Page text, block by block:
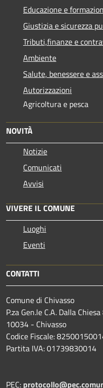
Educazione e
Giustizia e sicurezza
Tributi,finanze e
Ambiente
Salute, benessere e
Autorizzazioni
Agricoltura e pesca
NOVITÀ
Notizie
Comunicati
Avvisi
VIVERE IL COMUNE
Luoghi
Eventi
CONTATTI
Comune di Chivasso
P.za Gen.le C.A. Dalla
10034 - Chivasso
Codice Fiscale:
Partita IVA: 01739830014
PEC: